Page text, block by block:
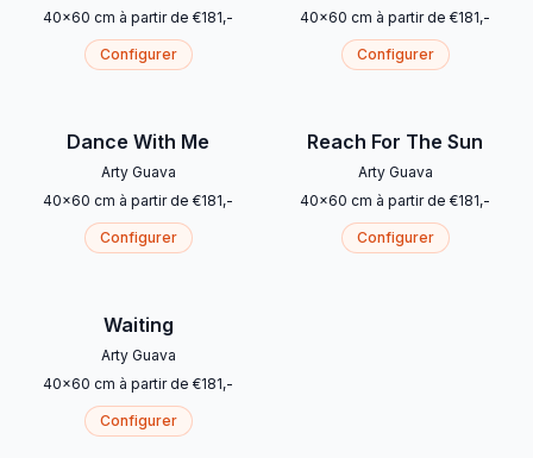
40x60 cm à partir de €181,-
Configurer
40x60 cm à partir de €181,-
Configurer
Dance With Me
Arty Guava
40x60 cm à partir de €181,-
Configurer
Reach For The Sun
Arty Guava
40x60 cm à partir de €181,-
Configurer
Waiting
Arty Guava
40x60 cm à partir de €181,-
Configurer